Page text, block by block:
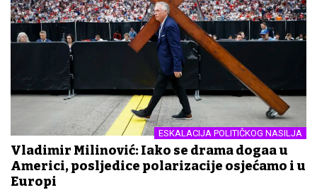
ESKALACIJA POLITIČKOG NASILJA
Vladimir Milinović: Iako se drama događa u
Americi, posljedice polarizacije osjećamo i u
Europi